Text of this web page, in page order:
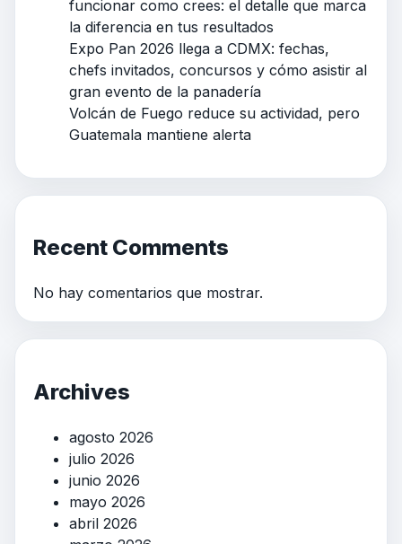
funcionar como crees: el detalle que marca
la diferencia en tus resultados
Expo Pan 2026 llega a CDMX: fechas,
chefs invitados, concursos y cómo asistir al
gran evento de la panadería
Volcán de Fuego reduce su actividad, pero
Guatemala mantiene alerta
Recent Comments
No hay comentarios que mostrar.
Archives
agosto 2026
julio 2026
junio 2026
mayo 2026
abril 2026